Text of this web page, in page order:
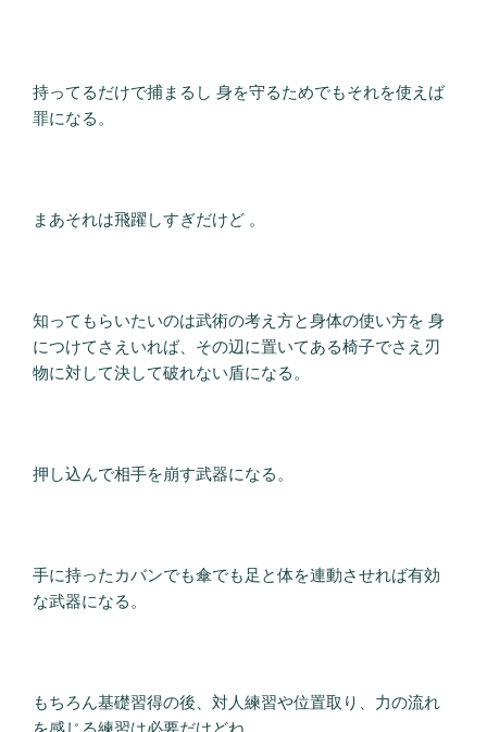
持ってるだけで捕まるし 身を守るためでもそれを使えば
罪になる。
まあそれは飛躍しすぎだけど 。
知ってもらいたいのは武術の考え方と身体の使い方を 身
につけてさえいれば、その辺に置いてある椅子でさえ刃
物に対して決して破れない盾になる。
押し込んで相手を崩す武器になる。
手に持ったカバンでも傘でも足と体を連動させれば有効
な武器になる。
もちろん基礎習得の後、対人練習や位置取り、力の流れ